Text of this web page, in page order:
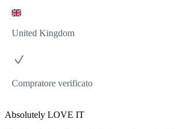
United Kingdom
Compratore verificato
Absolutely LOVE IT